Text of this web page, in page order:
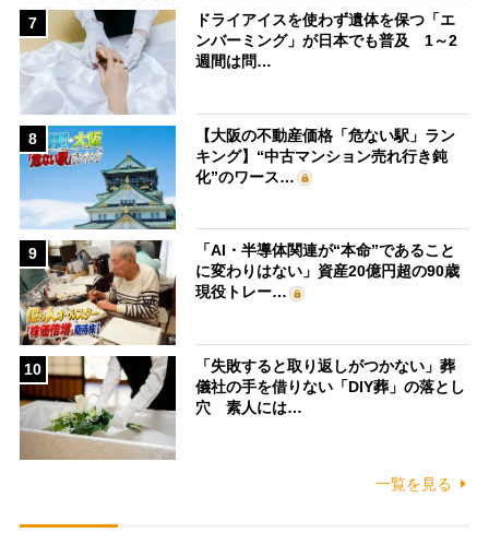
7
ドライアイスを使わず遺体を保つ「エ
ンバーミング」が日本でも普及 1～2
週間は問…
8
【大阪の不動産価格「危ない駅」ラン
キング】“中古マンション売れ行き鈍
化”のワース…
9
「AI・半導体関連が“本命”であること
に変わりはない」資産20億円超の90歳
現役トレー…
10
「失敗すると取り返しがつかない」葬
儀社の手を借りない「DIY葬」の落とし
穴 素人には…
一覧を見る